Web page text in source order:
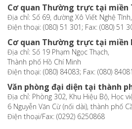
Cơ quan Thường trực tại miền
Địa chỉ: Số 69, đường Xô Viết Nghệ
Điện thoại: (080) 51 301; Fax: (080) 51
Cơ quan Thường trực tại miền
Địa chỉ: Số 19 Phạm Ngọc Thạch,
Thành phố Hồ Chí Minh
Điện thoại: (080) 84083; Fax: (080) 84081
Văn phòng đại diện tại thành
Địa chỉ: Phòng 302, Khu Hiệu Bộ, Học
6 Nguyễn Văn Cừ (nối dài), thành phố
Điện thoại/Fax: (0292) 6250868